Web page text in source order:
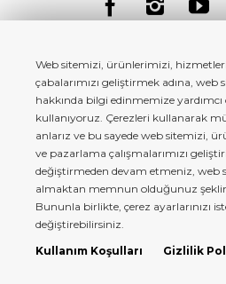
Lavonni.com - Copyright© 2022
Web sitemizi, ürünlerimizi,
çabalarımızı geliştirmek adına, web
hakkında bilgi edinmemize yardımcı
kullanıyoruz. Çerezleri kullanarak
anlarız ve bu sayede web sitemizi,
ve pazarlama çalışmalarımızı
değiştirmeden devam etmeniz, web
almaktan memnun olduğunuz
Bununla birlikte, çerez ayarlarınızı
değiştirebilirsiniz.
Kullanım Koşulları
Gizlilik